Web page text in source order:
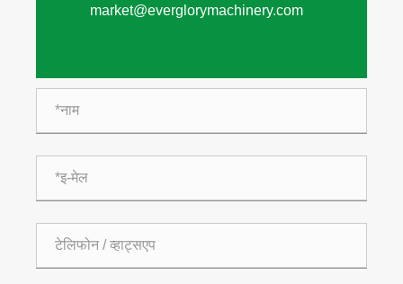
market@everglorymachinery.com